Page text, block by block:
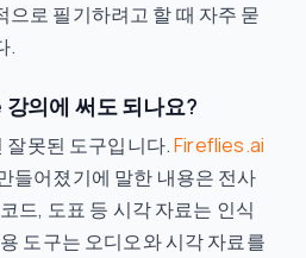
로 필기하려고 할 때 자주 묻
.
의에 써도 되나요?
잘못된 도구입니다.Fireflies.ai
들어졌기에 말한 내용은 전사
드, 도표 등 시각 자료는 인식
도구는 오디오와 시각 자료를